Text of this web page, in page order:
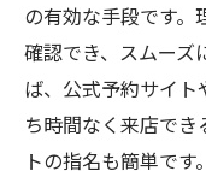
の有効な手段です。
確認でき、スムーズ
ば、公式予約サイ
ち時間なく来店で
トの指名も簡単で